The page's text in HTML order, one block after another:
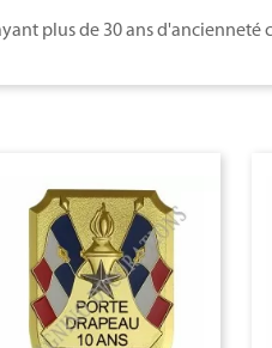
plus de 30 ans d'ancienneté